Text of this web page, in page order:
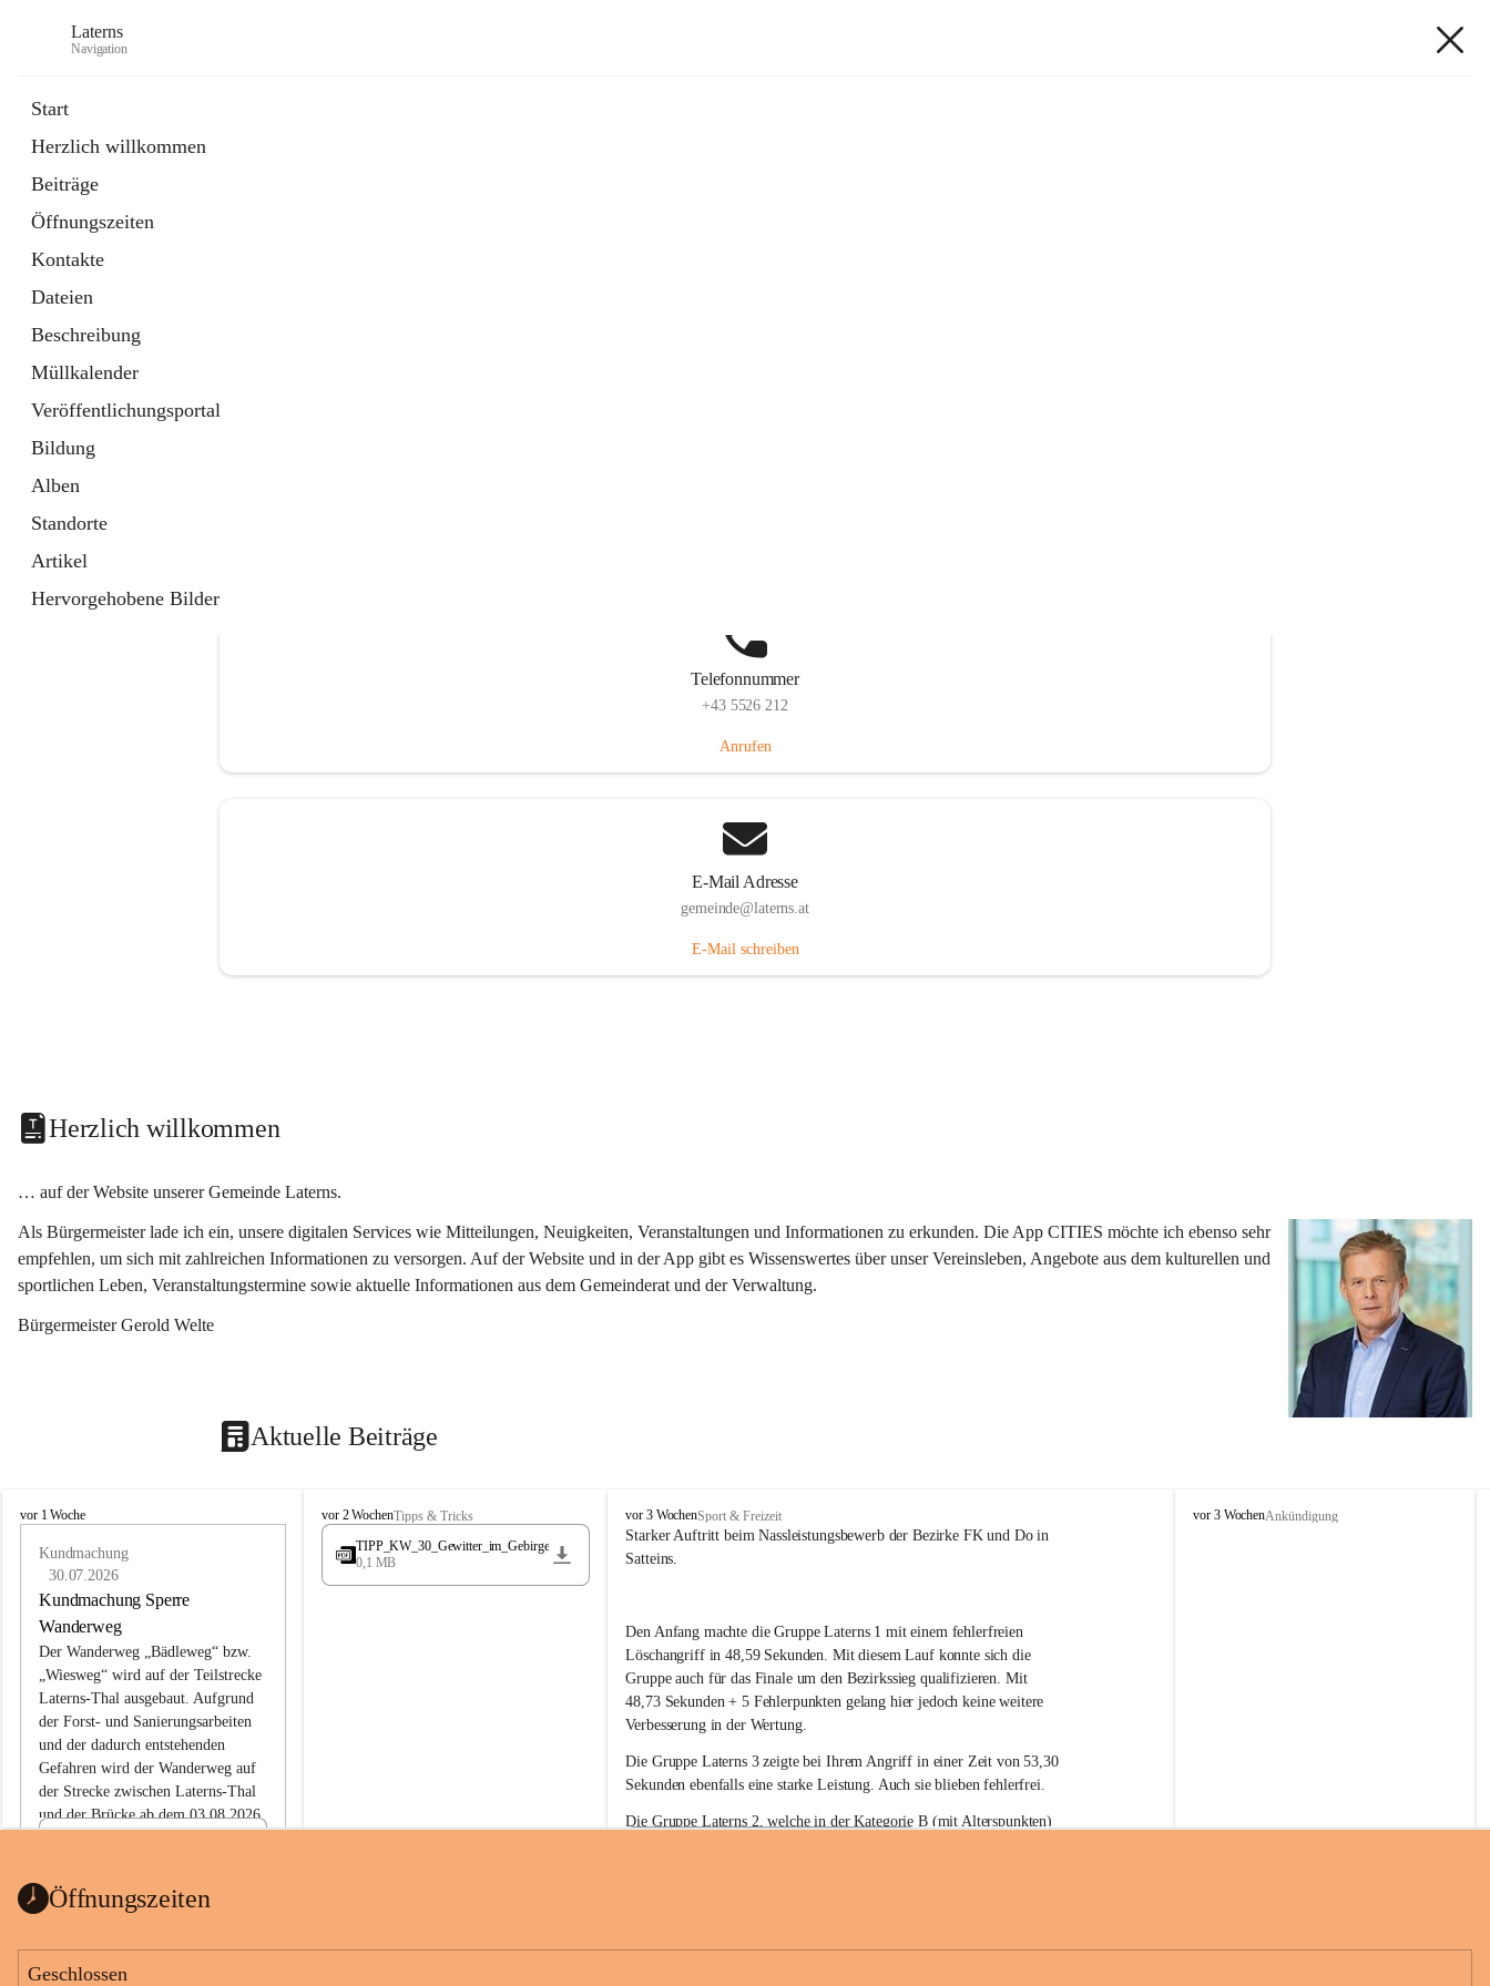
Laterns
Navigation
Start
Herzlich willkommen
Beiträge
Öffnungszeiten
Kontakte
Dateien
Beschreibung
Müllkalender
Veröffentlichungsportal
Bildung
Alben
Standorte
Artikel
Hervorgehobene Bilder
Telefonnummer
+43 5526 212
Anrufen
E-Mail Adresse
gemeinde@laterns.at
E-Mail schreiben
Herzlich willkommen
… auf der Website unserer Gemeinde Laterns.
Als Bürgermeister lade ich ein, unsere digitalen Services wie Mitteilungen, Neuigkeiten, Veranstaltungen und Informationen zu erkunden. Die App CITIES möchte ich ebenso sehr
empfehlen, um sich mit zahlreichen Informationen zu versorgen. Auf der Website und in der App gibt es Wissenswertes über unser Vereinsleben, Angebote aus dem kulturellen und
sportlichen Leben, Veranstaltungstermine sowie aktuelle Informationen aus dem Gemeinderat und der Verwaltung.
Bürgermeister Gerold Welte
Aktuelle Beiträge
L
vor 1 Woche
Kundmachung
30.07.2026
Kundmachung Sperre
Wanderweg
Der Wanderweg „Bädleweg“ bzw.
„Wiesweg“ wird auf der Teilstrecke
Laterns-Thal ausgebaut. Aufgrund
der Forst- und Sanierungsarbeiten
und der dadurch entstehenden
Gefahren wird der Wanderweg auf
der Strecke zwischen Laterns-Thal
und der Brücke ab dem 03.08.2026
ht
1 Seite•0,1 MB
L
a
e
vor 2 WochenTipps & Tricks
TIPP_KW_30_Gewitter_im_Gebirge
0,1 MB
F
r
e
l
l
i
g
e
F
e
u
e
r
w
t
vor 3 WochenSport & Freizeit
Starker Auftritt beim Nassleistungsbewerb der Bezirke FK und Do in
Satteins.
Den Anfang machte die Gruppe Laterns 1 mit einem fehlerfreien
Löschangriff in 48,59 Sekunden. Mit diesem Lauf konnte sich die
Gruppe auch für das Finale um den Bezirkssieg qualifizieren. Mit
48,73 Sekunden + 5 Fehlerpunkten gelang hier jedoch keine weitere
Verbesserung in der Wertung.
Die Gruppe Laterns 3 zeigte bei Ihrem Angriff in einer Zeit von 53,30
Sekunden ebenfalls eine starke Leistung. Auch sie blieben fehlerfrei.
Die Gruppe Laterns 2, welche in der Kategorie B (mit Alterspunkten)
L
vor 3 WochenAnkündigung
Öffnungszeiten
Geschlossen